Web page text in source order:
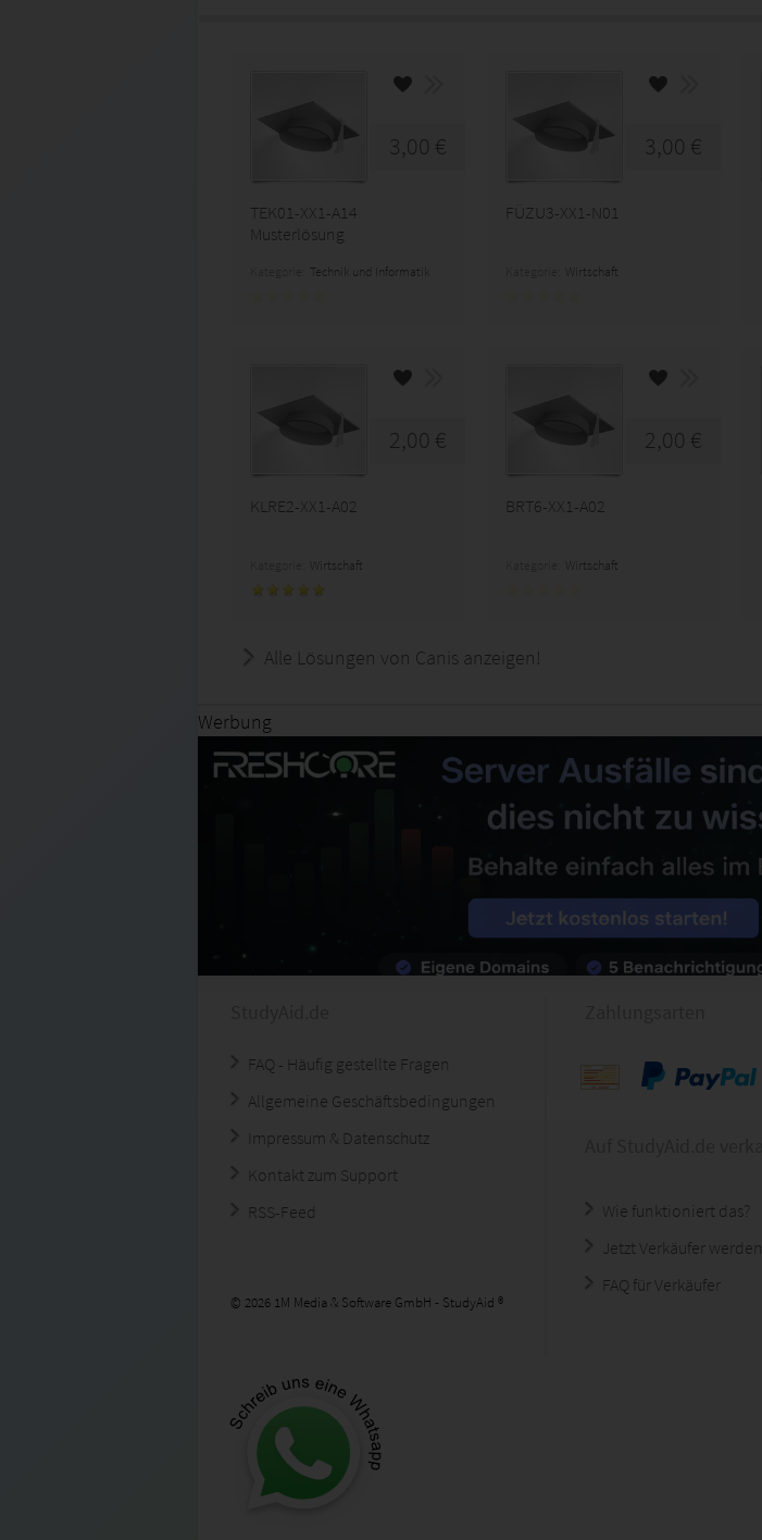
3,00 €
TEK01-XX1-A14
Musterlösung
Technik und Informatik
3,00 €
FÜZU3-XX1-N01
Wirtschaft
2,00 €
KLRE2-XX1-A02
Wirtschaft
2,00 €
BRT6-XX1-A02
Wirtschaft
Alle Lösungen von Canis anzeigen!
Werbung
FAQ - Häufig gestellte Fragen
Allgemeine Geschäftsbedingungen
Impressum & Datenschutz
Kontakt zum Support
RSS-Feed
© 2026 1M Media & Software GmbH - StudyAid ®
Wie funktioniert das?
Jetzt Verkäufer werden
FAQ für Verkäufer